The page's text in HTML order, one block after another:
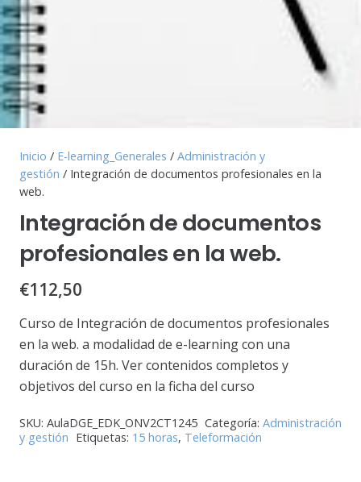
Inicio / E-learning_Generales / Administración y
gestión / Integración de documentos profesionales en la
web.
Integración de documentos
profesionales en la web.
€112,50
Curso de Integración de documentos profesionales
en la web. a modalidad de e-learning con una
duración de 15h. Ver contenidos completos y
objetivos del curso en la ficha del curso
SKU: AulaDGE_EDK_ONV2CT1245 Categoría: Administración
y gestión Etiquetas: 15 horas, Teleformación